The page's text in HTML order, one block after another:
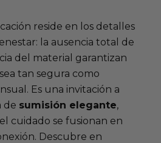
reside en los detalles
la ausencia total de
del material garantizan
tan segura como
Es una invitación a
de sumisión elegante,
cuidado se fusionan en
Descubre en